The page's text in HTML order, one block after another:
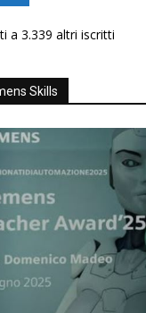
a 3.339 altri iscritti
Skills